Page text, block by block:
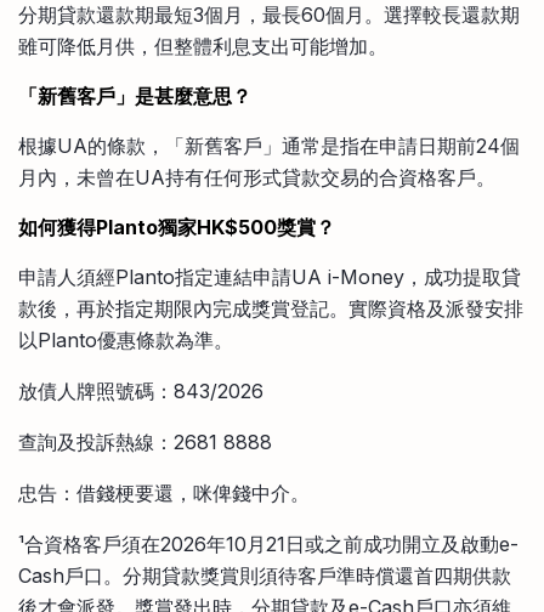
分期貸款還款期最短3個月，最長60個月。選擇較長還款期
雖可降低月供，但整體利息支出可能增加。
「新舊客戶」是甚麼意思？
根據UA的條款，「新舊客戶」通常是指在申請日期前24個
月內，未曾在UA持有任何形式貸款交易的合資格客戶。
如何獲得Planto獨家HK$500獎賞？
申請人須經Planto指定連結申請UA i-Money，成功提取貸
款後，再於指定期限內完成獎賞登記。實際資格及派發安排
以Planto優惠條款為準。
放債人牌照號碼：843/2026
查詢及投訴熱線：2681 8888
忠告：借錢梗要還，咪俾錢中介。
¹合資格客戶須在2026年10月21日或之前成功開立及啟動e-
Cash戶口。分期貸款獎賞則須待客戶準時償還首四期供款
後才會派發。獎賞發出時，分期貸款及e-Cash戶口亦須維